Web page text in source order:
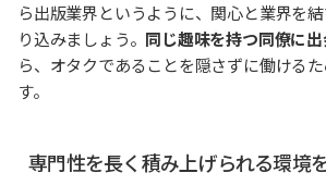
ら出版業界というように、関心と業界を
り込みましょう。 同じ趣味を持つ同僚に
ら、オタクであることを隠さずに働ける
す。
専門性を長く積み上げられる環境